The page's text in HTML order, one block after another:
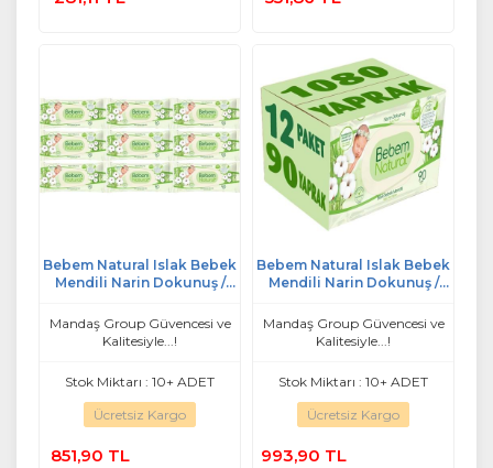
Bebem Natural Islak Bebek
Mendili Narin Dokunuş /
Plastik Kapaklı 9 Lu Set
Mandaş Group Güvencesi ve
Kalitesiyle...!
Stok Miktarı : 10+ ADET
Ücretsiz Kargo
851,90 TL
Bebem Natural Islak Bebek
Mendili Narin Dokunuş /
Plastik Kapaklı 12 Li Set
Mandaş Group Güvencesi ve
Kalitesiyle...!
Stok Miktarı : 10+ ADET
Ücretsiz Kargo
993,90 TL